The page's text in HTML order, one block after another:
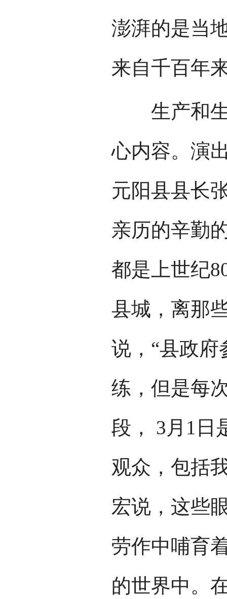
澎湃的是当
来自千百年
生产和生
心内容。演
元阳县县长
亲历的辛勤
都是上世纪
县城，离那
说，“县政
练，但是每
段， 3月1日
观众，包括
宏说，这些
劳作中哺育
的世界中。